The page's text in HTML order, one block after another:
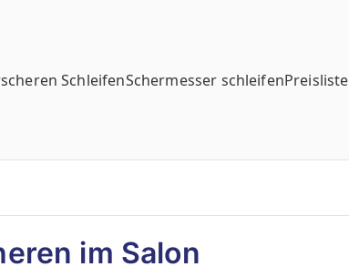
SchleifenSchermesser schleifenPreisliste
im Salon